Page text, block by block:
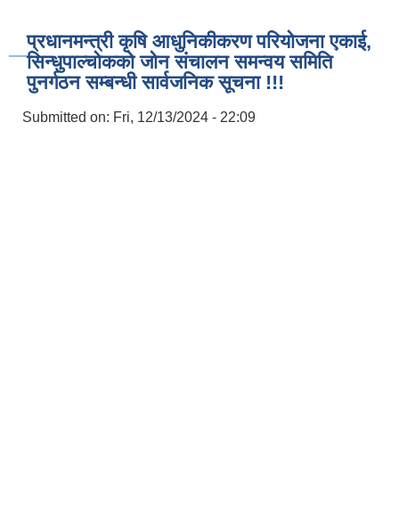
प्रधानमन्त्री कृषि आधुनिकीकरण परियोजना एकाई,
सिन्धुपाल्चोकको जोन संचालन समन्वय समिति
पुनर्गठन सम्बन्धी सार्वजनिक सूचना !!!
Submitted on: Fri, 12/13/2024 - 22:09